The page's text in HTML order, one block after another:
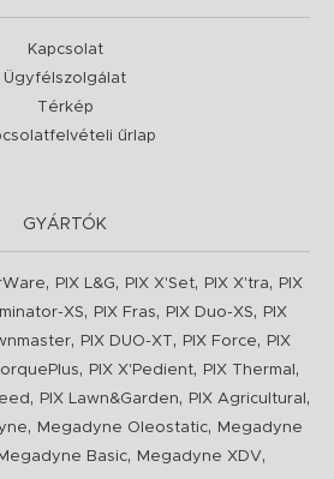
Kapcsolat
Ügyfélszolgálat
Térkép
űrlap
GYÁRTÓK
, PIX L&G, PIX X'Set, PIX X'tra,
PIX
XS, PIX Fras, PIX Duo-XS,
PIX
, PIX DUO-XT, PIX Force,
PIX
, PIX X'Pedient, PIX Thermal ,
, PIX Lawn&Garden, PIX Agricultural ,
, Megadyne Oleostatic,
Megadyne
Megadyne Basic, Megadyne XDV,